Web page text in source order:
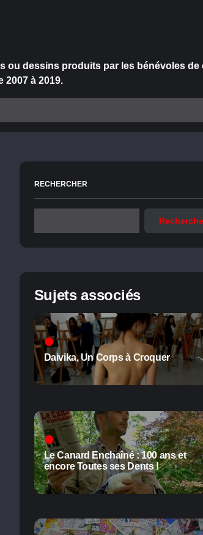
ou dessins produits par les bénévoles de
2007 à 2019.
RECHERCHER
Sujets associés
Daivika, Un Corps à Croquer
Le Canard Enchaîné : 100 ans et
encore Toutes ses Dents !